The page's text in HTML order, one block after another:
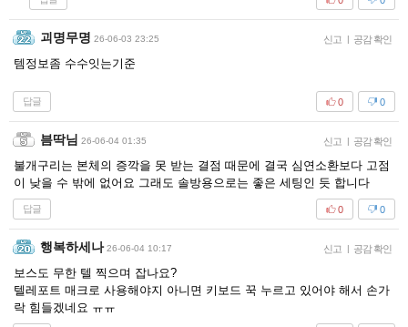
괴명무명 26-06-03 23:25 신고 | 공감 확인
템정보좀 수수잇는기준
답글 0
0
븜딱님 26-06-04 01:35 신고 | 공감 확인
불개구리는 본체의 증깍을 못 받는 결점 때문에 결국 심연소환보다 고점
이 낮을 수 밖에 없어요 그래도 솔방용으로는 좋은 세팅인 듯 합니다
답글 0
0
행복하세나 26-06-04 10:17 신고 | 공감 확인
보스도 무한 텔 찍으며 잡나요?
텔레포트 매크로 사용해야지 아니면 키보드 꾹 누르고 있어야 해서 손가
락 힘들겠네요 ㅠㅠ